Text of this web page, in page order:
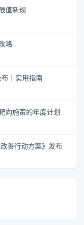
值新规
略
｜实用指南
向施策的年度计划
善行动方案》发布